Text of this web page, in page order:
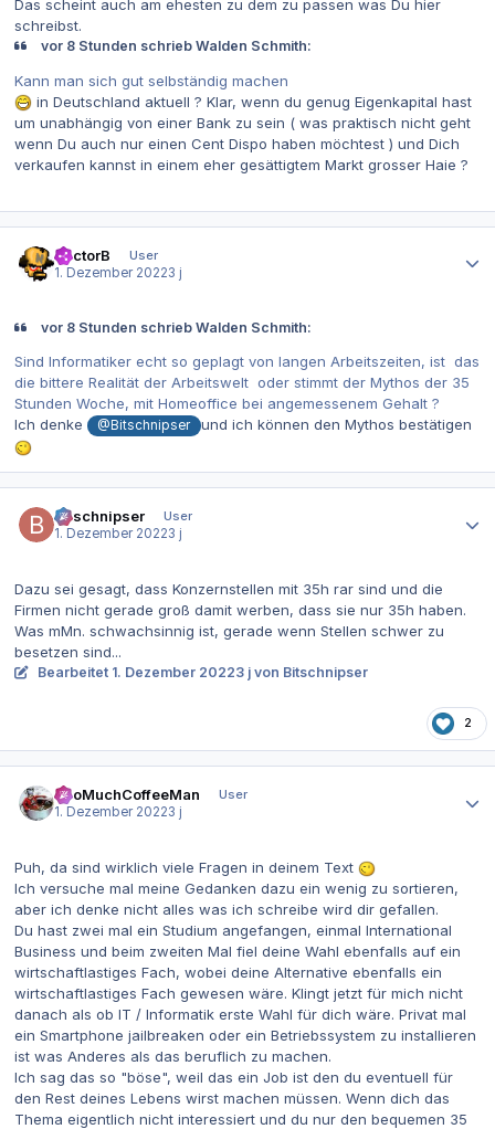
Das scheint auch am ehesten zu dem zu passen was Du hier
schreibst.
vor 8 Stunden schrieb Walden Schmith:
Kann man sich gut selbständig machen
in Deutschland aktuell ? Klar, wenn du genug Eigenkapital hast
um unabhängig von einer Bank zu sein ( was praktisch nicht geht
wenn Du auch nur einen Cent Dispo haben möchtest ) und Dich
verkaufen kannst in einem eher gesättigtem Markt grosser Haie ?
DoctorB
User
1. Dezember 20223 j
vor 8 Stunden schrieb Walden Schmith:
Sind Informatiker echt so geplagt von langen Arbeitszeiten, ist das
die bittere Realität der Arbeitswelt oder stimmt der Mythos der 35
Stunden Woche, mit Homeoffice bei angemessenem Gehalt ?
Ich denke
@Bitschnipser und ich können den Mythos bestätigen
Bitschnipser
User
1. Dezember 20223 j
Dazu sei gesagt, dass Konzernstellen mit 35h rar sind und die
Firmen nicht gerade groß damit werben, dass sie nur 35h haben.
Was mMn. schwachsinnig ist, gerade wenn Stellen schwer zu
besetzen sind...
Bearbeitet 1. Dezember 20223 j von Bitschnipser
2
TooMuchCoffeeMan
User
1. Dezember 20223 j
Puh, da sind wirklich viele Fragen in deinem Text
Ich versuche mal meine Gedanken dazu ein wenig zu sortieren,
aber ich denke nicht alles was ich schreibe wird dir gefallen.
Du hast zwei mal ein Studium angefangen, einmal International
Business und beim zweiten Mal fiel deine Wahl ebenfalls auf ein
wirtschaftlastiges Fach, wobei deine Alternative ebenfalls ein
wirtschaftlastiges Fach gewesen wäre. Klingt jetzt für mich nicht
danach als ob IT / Informatik erste Wahl für dich wäre. Privat mal
ein Smartphone jailbreaken oder ein Betriebssystem zu installieren
ist was Anderes als das beruflich zu machen.
Ich sag das so "böse", weil das ein Job ist den du eventuell für
den Rest deines Lebens wirst machen müssen. Wenn dich das
Thema eigentlich nicht interessiert und du nur den bequemen 35